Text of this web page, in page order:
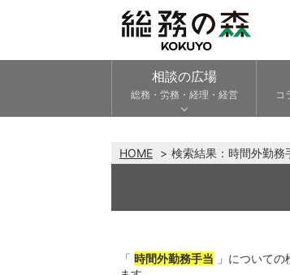
相談の広場
総務・労務・経理・経営 コ
HOME 検索結果： 時間外勤務
「 時間外勤務手当 」についての